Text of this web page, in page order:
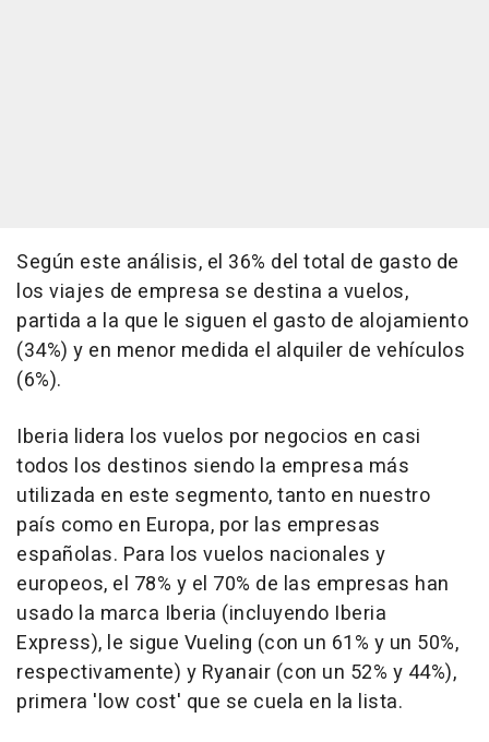
Según este análisis, el 36% del total de gasto de
los viajes de empresa se destina a vuelos,
partida a la que le siguen el gasto de alojamiento
(34%) y en menor medida el alquiler de vehículos
(6%).
Iberia lidera los vuelos por negocios en casi
todos los destinos siendo la empresa más
utilizada en este segmento, tanto en nuestro
país como en Europa, por las empresas
españolas. Para los vuelos nacionales y
europeos, el 78% y el 70% de las empresas han
usado la marca Iberia (incluyendo Iberia
Express), le sigue Vueling (con un 61% y un 50%,
respectivamente) y Ryanair (con un 52% y 44%),
primera 'low cost' que se cuela en la lista.